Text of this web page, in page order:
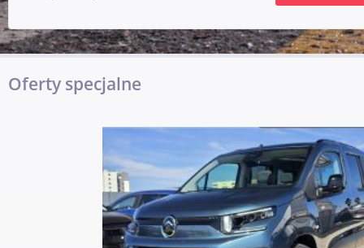
Oferty specjalne